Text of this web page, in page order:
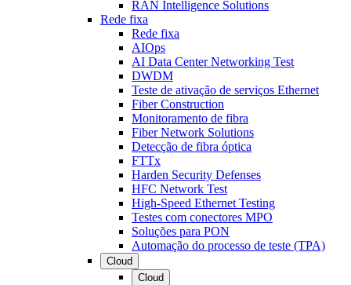
RAN Intelligence Solutions
Rede fixa
Rede fixa
AIOps
AI Data Center Networking Test
DWDM
Teste de ativação de serviços Ethernet
Fiber Construction
Monitoramento de fibra
Fiber Network Solutions
Detecção de fibra óptica
FTTx
Harden Security Defenses
HFC Network Test
High-Speed Ethernet Testing
Testes com conectores MPO
Soluções para PON
Automação do processo de teste (TPA)
Cloud
Cloud